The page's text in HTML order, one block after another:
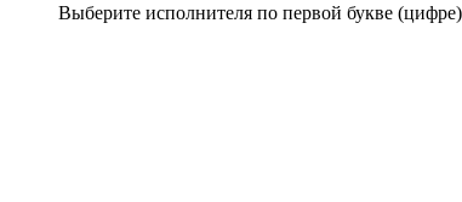
Выберите исполнителя по первой букве